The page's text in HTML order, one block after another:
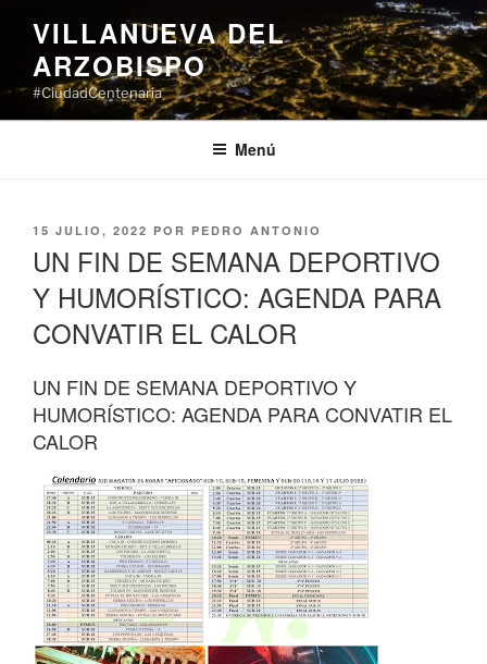
contenido
VILLANUEVA DEL
ARZOBISPO
#CiudadCentenaria
Menú
PUBLICADO
15 JULIO, 2022 POR PEDRO ANTONIO
UN FIN DE SEMANA DEPORTIVO
Y HUMORÍSTICO: AGENDA PARA
CONVATIR EL CALOR
UN FIN DE SEMANA DEPORTIVO Y
HUMORÍSTICO: AGENDA PARA CONVATIR EL
CALOR